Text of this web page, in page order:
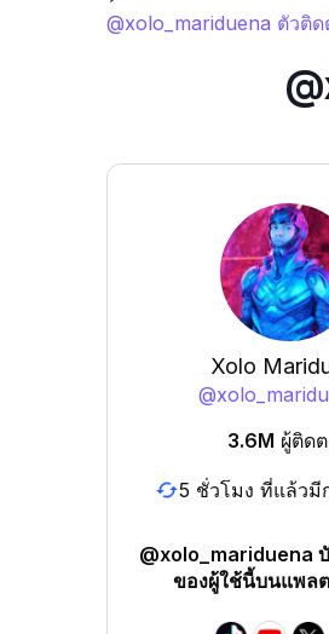
@xolo_mariduena ตัวติ
Xolo
@
3.6M ผู้ติด
5 ชั่วโมง ที่แล้วมี
@xolo_mariduena
ของผู้ใช้นี้บนแพล